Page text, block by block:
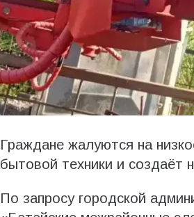
Граждане жалуются на
бытовой техники и создаёт
По запросу городской